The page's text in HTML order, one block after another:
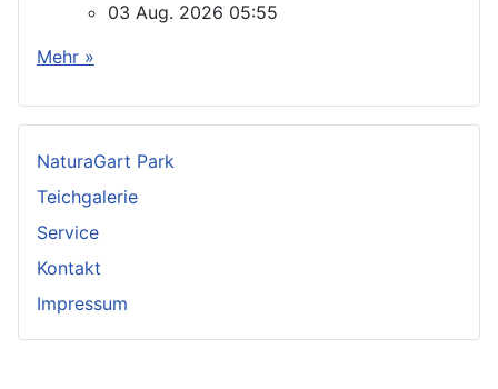
03 Aug. 2026 05:55
Mehr »
NaturaGart Park
Teichgalerie
Service
Kontakt
Impressum